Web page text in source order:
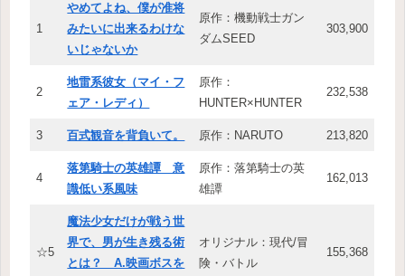
1
やめてよね、僕が准将
みたいに出来るわけな
いじゃないか
原作：機動戦士ガン
ダムSEED
303,900
2
地雷系彼女（マイ・フ
ェア・レディ）
原作：
HUNTER×HUNTER
232,538
3 百式観音を背負いて。 原作：NARUTO 213,820
4
落第騎士の英雄譚 意
識低い系風味
原作：落第騎士の英
雄譚
162,013
☆5
魔法少女だけが戦う世
界で、男が生き残る術
とは？ A.映画ボスを
オリジナル：現代/冒
険・バトル
155,368